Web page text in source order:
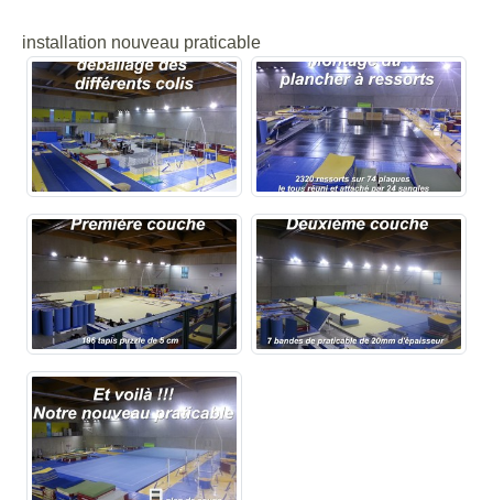
installation nouveau praticable